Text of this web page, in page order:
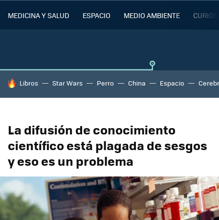
MEDICINA Y SALUD ESPACIO MEDIO AMBIENTE
HOY SE HABLA DE
Libros Star Wars Perro China Espacio
La difusión de conocimiento
científico está plagada de sesgos
y eso es un problema